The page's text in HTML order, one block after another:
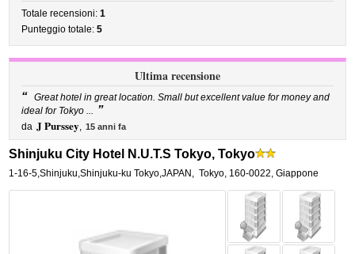
Totale recensioni:1
Punteggio totale:5
Ultima recensione
“ Great hotel in great location. Small but excellent value for money and
ideal for Tokyo ... ”
da J Purssey, 15 anni fa
Shinjuku City Hotel N.U.T.S Tokyo, Tokyo
1-16-5,Shinjuku,Shinjuku-ku Tokyo,JAPAN , Tokyo, 160-0022, Giappone